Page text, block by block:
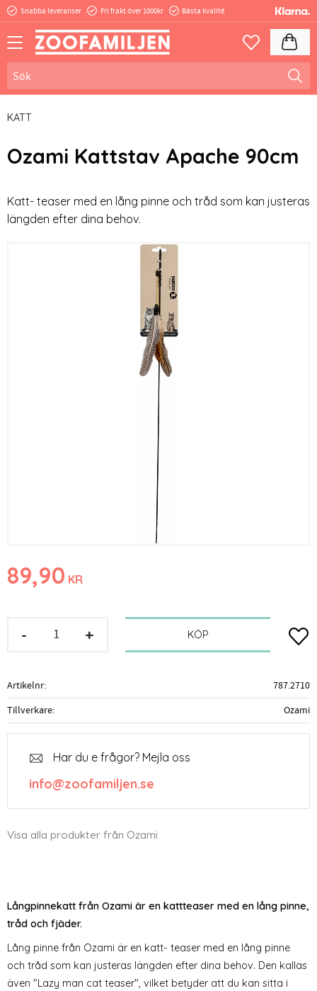
Snabba leveranser Fri frakt över 1000kr Bästa kvalité
Favoriter
KATT
Ozami Kattstav Apache 90cm
Katt- teaser med en lång pinne och tråd som kan justeras
längden efter dina behov.
89,90 KR
+
- KÖP
Artikelnr
787.2710
Tillverkare
Ozami
Har du e frågor? Mejla oss
info@zoofamiljen.se
Visa alla produkter från Ozami
Långpinnekatt från Ozami är en kattteaser med en lång pinne,
tråd och fjäder.
Lång pinne från Ozami är en katt- teaser med en lång pinne
och tråd som kan justeras längden efter dina behov. Den kallas
även "Lazy man cat teaser", vilket betyder att du kan sitta i